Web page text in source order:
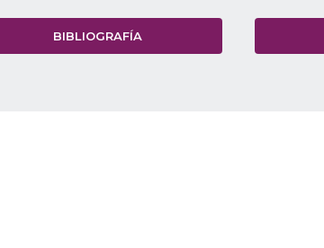
BIBLIOGRAFÍA